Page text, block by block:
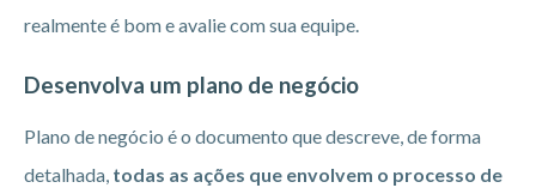
realmente é bom e avalie com sua equipe.
Desenvolva um plano de negócio
Plano de negócio é o documento que descreve, de forma
detalhada, todas as ações que envolvem o processo de